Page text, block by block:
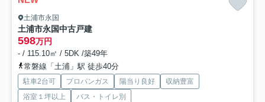
土浦市永国
土浦市永国中古戸建
598万円
- / 115.10㎡ / 5DK /築49年
常磐線「土浦」駅 徒歩40分
駐車2台可 プロパンガス 陽当り良好
収納豊富
浴室１坪以上
バス・トイレ別